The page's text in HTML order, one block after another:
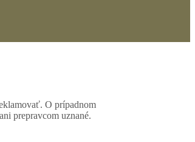
O prípadnom
prepravcom uznané.